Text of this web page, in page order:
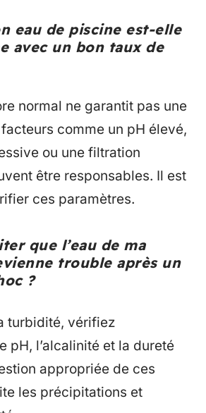
eau de piscine est-elle
avec un bon taux de
normal ne garantit pas une
comme un pH élevé,
ou une filtration
être responsables. Il est
ces paramètres.
que l’eau de ma
trouble après un
?
turbidité, vérifiez
pH, l’alcalinité et la dureté
appropriée de ces
les précipitations et